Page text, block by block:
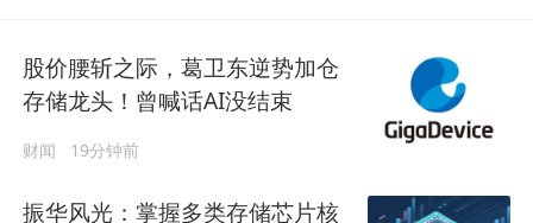
股价腰斩之际，葛卫东逆势加仓
存储龙头！曾喊话AI没结束
财闻 19分钟前
振华风光：掌握多类存储芯片核